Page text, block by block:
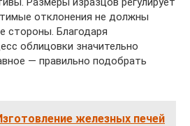
отклонения не должны
стороны. Благодаря
облицовки значительно
— правильно подобрать
железных печей